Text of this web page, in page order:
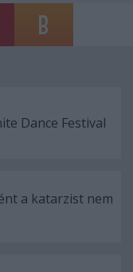
Dance Festival
a katarzist nem